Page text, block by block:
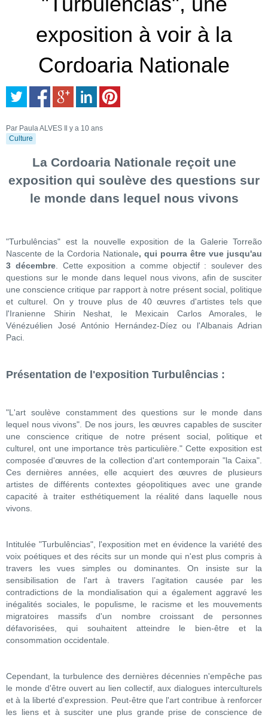
exposition à voir à la
Cordoaria Nationale
Par Paula ALVES
Il y a 10 ans
Culture
La Cordoaria Nationale reçoit une
exposition qui soulève des questions sur
le monde dans lequel nous vivons
"Turbulências" est la nouvelle exposition de la Galerie Torreão
Nascente de la Cordoria Nationale, qui pourra être vue jusqu'au
3 décembre. Cette exposition a comme objectif : soulever des
questions sur le monde dans lequel nous vivons, afin de susciter
une conscience critique par rapport à notre présent social, politique
et culturel. On y trouve plus de 40 œuvres d'artistes tels que
l'Iranienne Shirin Neshat, le Mexicain Carlos Amorales, le
Vénézuélien José António Hernández-Díez ou l'Albanais Adrian
Paci.
Présentation de l'exposition Turbulências :
"L'art soulève constamment des questions sur le monde dans
lequel nous vivons". De nos jours, les œuvres capables de susciter
une conscience critique de notre présent social, politique et
culturel, ont une importance très particulière." Cette exposition est
composée d'œuvres de la collection d'art contemporain "la Caixa".
Ces dernières années, elle acquiert des œuvres de plusieurs
artistes de différents contextes géopolitiques avec une grande
capacité à traiter esthétiquement la réalité dans laquelle nous
vivons.
Intitulée "Turbulências", l'exposition met en évidence la variété des
voix poétiques et des récits sur un monde qui n'est plus compris à
travers les vues simples ou dominantes. On insiste sur la
sensibilisation de l'art à travers l’agitation causée par les
contradictions de la mondialisation qui a également aggravé les
inégalités sociales, le populisme, le racisme et les mouvements
migratoires massifs d'un nombre croissant de personnes
défavorisées, qui souhaitent atteindre le bien-être et la
consommation occidentale.
Cependant, la turbulence des dernières décennies n'empêche pas
le monde d'être ouvert au lien collectif, aux dialogues interculturels
et à la liberté d'expression. Peut-être que l'art contribue à renforcer
les liens et à susciter une plus grande prise de conscience de